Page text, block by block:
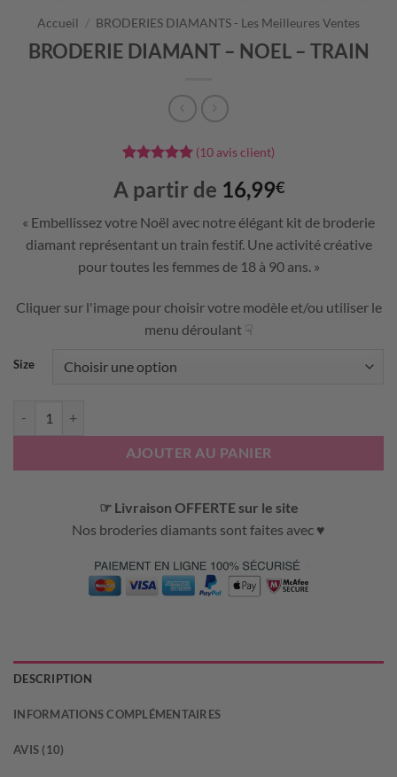
Accueil / BRODERIES DIAMANTS - Les Meilleures Ventes
BRODERIE DIAMANT – NOEL – TRAIN
5 basé sur
notations
client
(10 avis client)
A partir de 16,99€
« Embellissez votre Noël avec notre élégant kit de broderie
diamant représentant un train festif. Une activité créative
pour toutes les femmes de 18 à 90 ans. »
Cliquer sur l'image pour choisir votre modèle et/ou utiliser le
menu déroulant ☟
Size
AJOUTER AU PANIER
☞ Livraison OFFERTE sur le site
Nos broderies diamants sont faites avec ♥
DESCRIPTION
INFORMATIONS COMPLÉMENTAIRES
AVIS (10)